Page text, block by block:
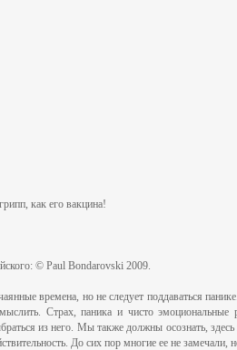
как его вакцина!
© Paul Bondarovski 2009.
времена, но не следует поддаваться
Страх, паника и чисто
из него. Мы также должны осознать,
До сих пор многие ее не замечали,